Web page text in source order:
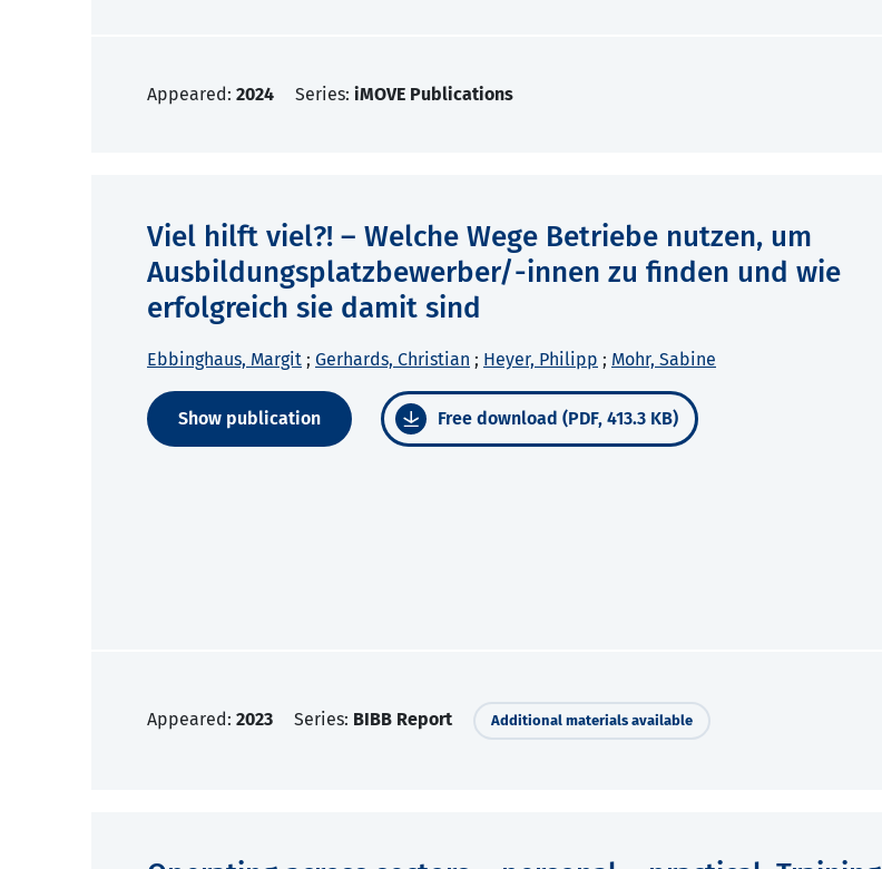
Appeared: 2024 Series: iMOVE Publications
Viel hilft viel?! – Welche Wege Betriebe nutzen, um
Ausbildungsplatzbewerber/-innen zu finden und wie
erfolgreich sie damit sind
Ebbinghaus, Margit ; Gerhards, Christian ; Heyer, Philipp ; Mohr, Sabine
Show publication Free download (PDF, 413.3 KB)
Appeared: 2023 Series: BIBB Report Additional materials available